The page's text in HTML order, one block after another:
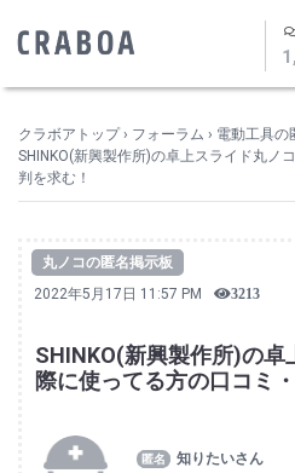
クラボアトップ › フォーラム › 電動工具の
SHINKO(新興製作所)の卓上スライド丸ノ
判を求む！
丸ノコの匿名掲示板
2022年5月17日 11:57 PM 3213
SHINKO(新興製作所)の
際に使ってる方の口コミ
知りたいさん